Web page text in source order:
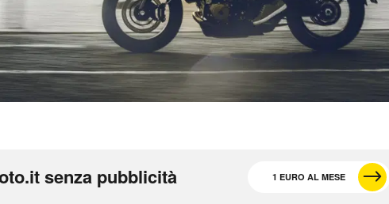
senza pubblicità 1 EURO AL MESE